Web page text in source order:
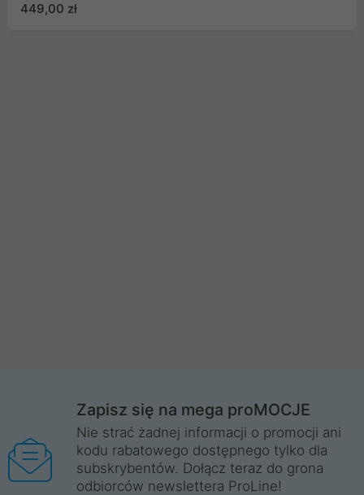
449,00 zł
Zapisz się na mega proMOCJE
Nie strać żadnej informacji o promocji ani
kodu rabatowego dostępnego tylko dla
subskrybentów. Dołącz teraz do grona
odbiorców newslettera ProLine!